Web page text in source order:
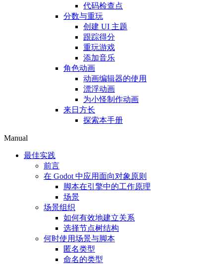
代码检查点
分数与重玩
创建 UI 主题
跟踪得分
重玩游戏
添加音乐
角色动画
动画编辑器的使用
漂浮动画
为小怪制作动画
来日方长
探索本手册
Manual
最佳实践
前言
在 Godot 中应用面向对象原则
脚本在引擎中的工作原理
场景
场景组织
如何有效地建立关系
选择节点树结构
何时使用场景与脚本
匿名类型
命名的类型